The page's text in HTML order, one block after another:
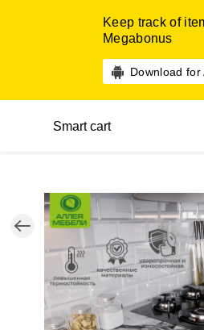
Keep track of
Megabonus
Download for
Smart cart